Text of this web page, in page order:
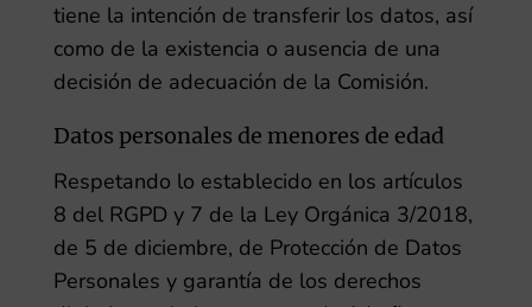
tiene la intención de transferir los datos, así
como de la existencia o ausencia de una
decisión de adecuación de la Comisión.
Datos personales de menores de edad
Respetando lo establecido en los artículos
8 del RGPD y 7 de la Ley Orgánica 3/2018,
de 5 de diciembre, de Protección de Datos
Personales y garantía de los derechos